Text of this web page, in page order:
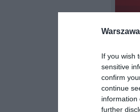
If you wish
sensitive
confirm
continue
information
further